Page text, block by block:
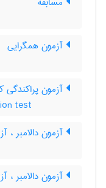
آزمون همگرایی
آزمون پراکندگی
test
آزمون دالامبر
آزمون دالامبر